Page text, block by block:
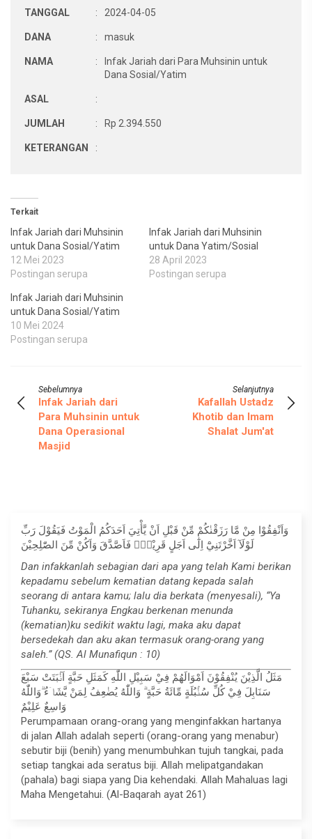
TANGGAL : 2024-04-05
DANA : masuk
NAMA :
Infak Jariah dari Para Muhsinin untuk
Dana Sosial/Yatim
ASAL :
JUMLAH : Rp 2.394.550
KETERANGAN :
Terkait
Infak Jariah dari Muhsinin
untuk Dana Sosial/Yatim
12 Mei 2023
Postingan serupa
Infak Jariah dari Muhsinin
untuk Dana Yatim/Sosial
28 April 2023
Postingan serupa
Infak Jariah dari Muhsinin
untuk Dana Sosial/Yatim
10 Mei 2024
Postingan serupa
Sebelumnya
Infak Jariah dari
Para Muhsinin untuk
Dana Operasional
Masjid
Selanjutnya
Kafallah Ustadz
Khotib dan Imam
Shalat Jum'at
وَاَنْفِقُوْا مِنْ مَّا رَزَقْنٰكُمْ مِّنْ قَبْلِ اَنْ يَّأْتِيَ اَحَدَكُمُ الْمَوْتُ فَيَقُوْلَ رَبِّ
لَوْلَآ اَخَّرْتَنِيْٓ اِلٰٓى اَجَلٍ قَرِيْبٍۚ فَاَصَّدَّقَ وَاَكُنْ مِّنَ الصّٰلِحِيْنَ
Dan infakkanlah sebagian dari apa yang telah Kami berikan
kepadamu sebelum kematian datang kepada salah
seorang di antara kamu; lalu dia berkata (menyesali), “Ya
Tuhanku, sekiranya Engkau berkenan menunda
(kematian)ku sedikit waktu lagi, maka aku dapat
bersedekah dan aku akan termasuk orang-orang yang
saleh.” (QS. Al Munafiqun : 10)
مَثَلُ الَّذِيْنَ يُنْفِقُوْنَ اَمْوَالَهُمْ فِيْ سَبِيْلِ اللّٰهِ كَمَثَلِ حَبَّةٍ اَنْۢبَتَتْ سَبْعَ
سَنَابِلَ فِيْ كُلِّ سُنْۢبُلَةٍ مِّائَةُ حَبَّةٍ ۗ وَاللّٰهُ يُضٰعِفُ لِمَنْ يَّشَاۤءُ ۗوَاللّٰهُ
وَاسِعٌ عَلِيْمٌ
Perumpamaan orang-orang yang menginfakkan hartanya
di jalan Allah adalah seperti (orang-orang yang menabur)
sebutir biji (benih) yang menumbuhkan tujuh tangkai, pada
setiap tangkai ada seratus biji. Allah melipatgandakan
(pahala) bagi siapa yang Dia kehendaki. Allah Mahaluas lagi
Maha Mengetahui. (Al-Baqarah ayat 261)